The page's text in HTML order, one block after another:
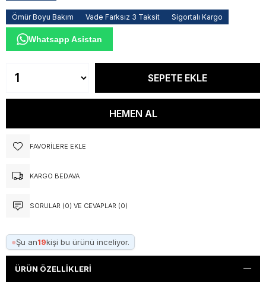
Ömür Boyu Bakım Vade Farksız 3 Taksit Sigortalı Kargo
Whatsapp Asistan
FAVORILERE EKLE
KARGO BEDAVA
SORULAR (0) VE CEVAPLAR (0)
●Şu an19kişi bu ürünü inceliyor.
ÜRÜN ÖZELLIKLERI